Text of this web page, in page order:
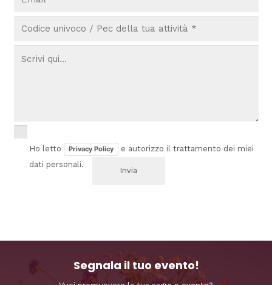
Ho letto Privacy Policy
e autorizzo il trattamento dei miei
dati personali.
Segnala il tuo evento!